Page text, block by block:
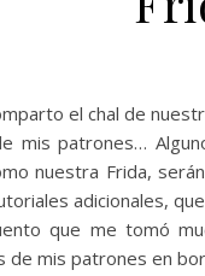
el chal de
mis patrones…
nuestra Frida,
adicionales,
que me tomó
de mis patrones en